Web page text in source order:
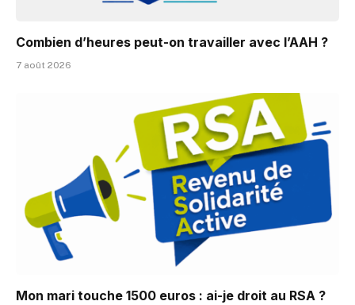
Combien d’heures peut-on travailler avec l’AAH ?
7 août 2026
Mon mari touche 1500 euros : ai-je droit au RSA ?